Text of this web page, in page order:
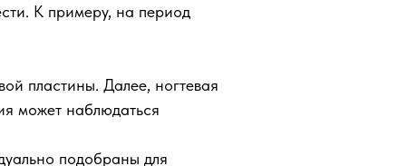
К примеру, на период
пластины. Далее, ногтевая
может наблюдаться
подобраны для